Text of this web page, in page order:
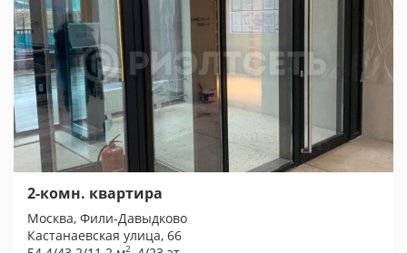
2-комн. квартира
Москва, Фили-Давыдково
Кастанаевская улица, 66
2